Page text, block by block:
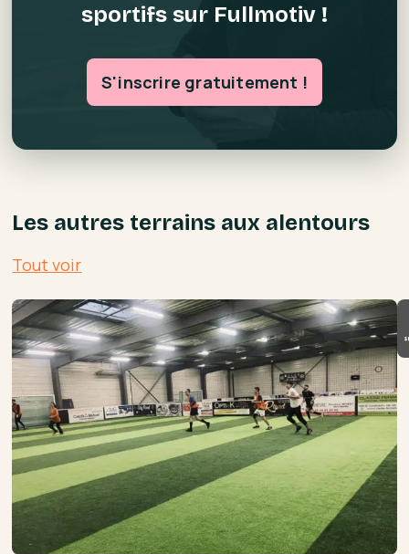
sportifs sur Fullmotiv !
S'inscrire gratuitement !
Les autres terrains aux alentours
Tout voir